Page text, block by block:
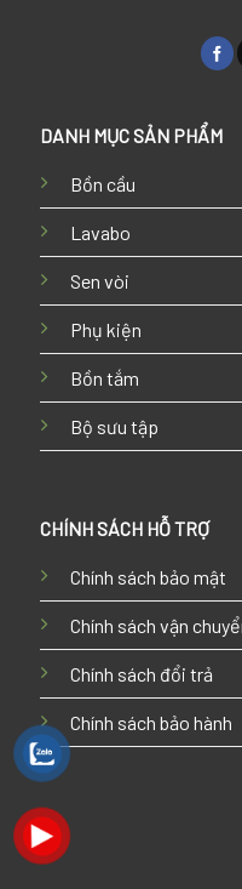
DANH MỤC SẢN PHẨM
Bồn cầu
Lavabo
Sen vòi
Phụ kiện
Bồn tắm
Bộ sưu tập
CHÍNH SÁCH HỖ TRỢ
Chính sách bảo mật
Chính sách vận
Chính sách đổi trả
Chính sách bảo hành